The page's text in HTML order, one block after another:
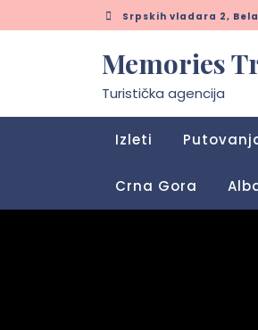
to
Srpskih vladara 2,
Memories
Turistička agencija
Izleti
Crna Gora